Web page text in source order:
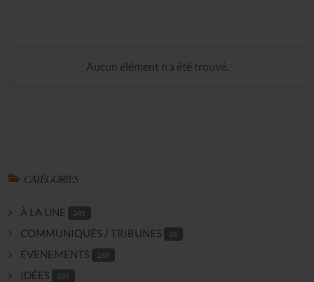
Aucun élément n'a été trouvé.
CATÉGORIES
À LA UNE 241
COMMUNIQUÉS / TRIBUNES 26
EVENEMENTS 269
IDÉES 195